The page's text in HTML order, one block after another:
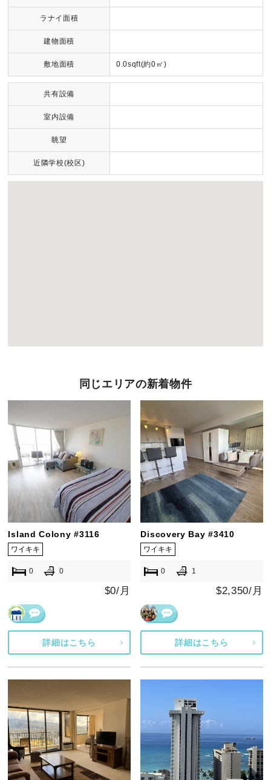
ラナイ面積
建物面積
敷地面積 0.0sqft(約0㎡)
共有設備
室内設備
眺望
近隣学校(校区)
同じエリアの新着物件
Island Colony #3116
ワイキキ
0 0
$0/月
詳細はこちら
Discovery Bay #3410
ワイキキ
0 1
$2,350/月
詳細はこちら